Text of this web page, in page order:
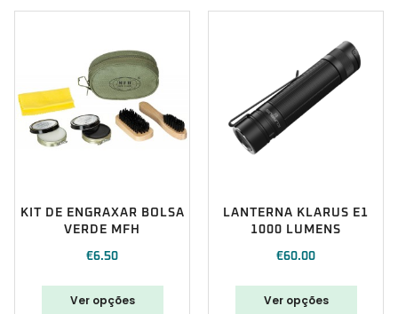
KIT DE ENGRAXAR BOLSA
VERDE MFH
€6.50
Ver opções
LANTERNA KLARUS E1
1000 LUMENS
€60.00
Ver opções